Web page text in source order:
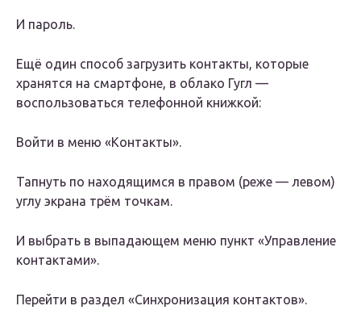
И пароль.
Ещё один способ загрузить контакты, которые
хранятся на смартфоне, в облако Гугл —
воспользоваться телефонной книжкой:
Войти в меню «Контакты».
Тапнуть по находящимся в правом (реже — левом)
углу экрана трём точкам.
И выбрать в выпадающем меню пункт «Управление
контактами».
Перейти в раздел «Синхронизация контактов».